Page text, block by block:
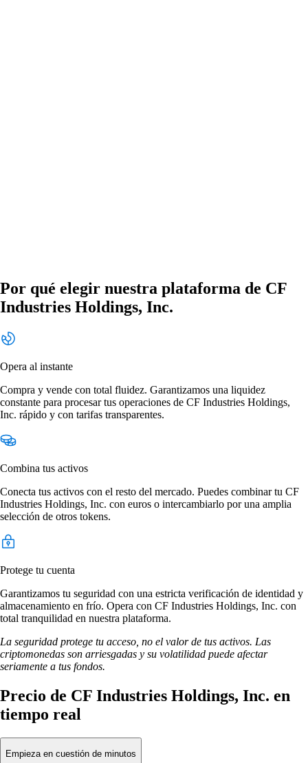
Por qué elegir nuestra plataforma de CF
Industries Holdings, Inc.
Opera al instante
Compra y vende con total fluidez. Garantizamos una liquidez
constante para procesar tus operaciones de CF Industries Holdings,
Inc. rápido y con tarifas transparentes.
Combina tus activos
Conecta tus activos con el resto del mercado. Puedes combinar tu CF
Industries Holdings, Inc. con euros o intercambiarlo por una amplia
selección de otros tokens.
Protege tu cuenta
Garantizamos tu seguridad con una estricta verificación de identidad y
almacenamiento en frío. Opera con CF Industries Holdings, Inc. con
total tranquilidad en nuestra plataforma.
La seguridad protege tu acceso, no el valor de tus activos. Las
criptomonedas son arriesgadas y su volatilidad puede afectar
seriamente a tus fondos.
Precio de CF Industries Holdings, Inc. en
tiempo real
Empieza en cuestión de minutos